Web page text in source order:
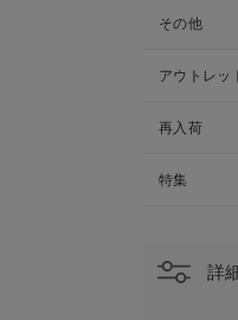
その他
アウトレッ
再入荷
特集
詳